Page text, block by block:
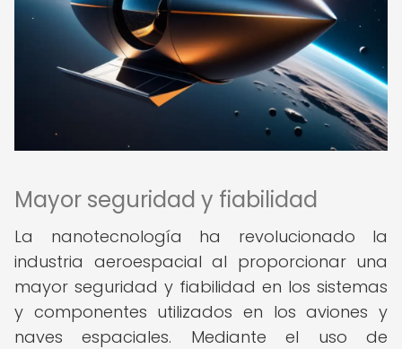
Mayor seguridad y fiabilidad
La nanotecnología ha revolucionado la
industria aeroespacial al proporcionar una
mayor seguridad y fiabilidad en los sistemas
y componentes utilizados en los aviones y
naves espaciales. Mediante el uso de